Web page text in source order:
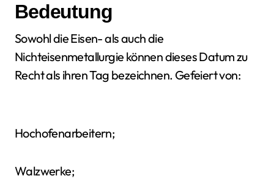
Bedeutung
Sowohl die Eisen- als auch die
Nichteisenmetallurgie können dieses Datum zu
Recht als ihren Tag bezeichnen. Gefeiert von:
Hochofenarbeitern;
Walzwerke;